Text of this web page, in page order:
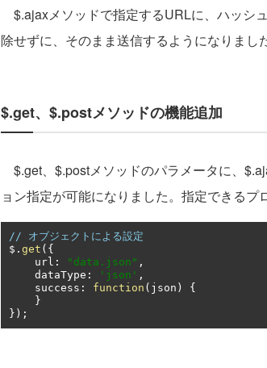
$.ajaxメソッドで指定するURLに、ハッシ
除せずに、そのまま送信するようになりました
$.get、$.postメソッドの機能追加
$.get、$.postメソッドのパラメータに、
ョン指定が可能になりました。指定できるプ
// オブジェクトによる設定
$ . get ({
    url
: "data.json" ,
    dataType
: 'json' ,
    success
: function ( json )
{
}
});